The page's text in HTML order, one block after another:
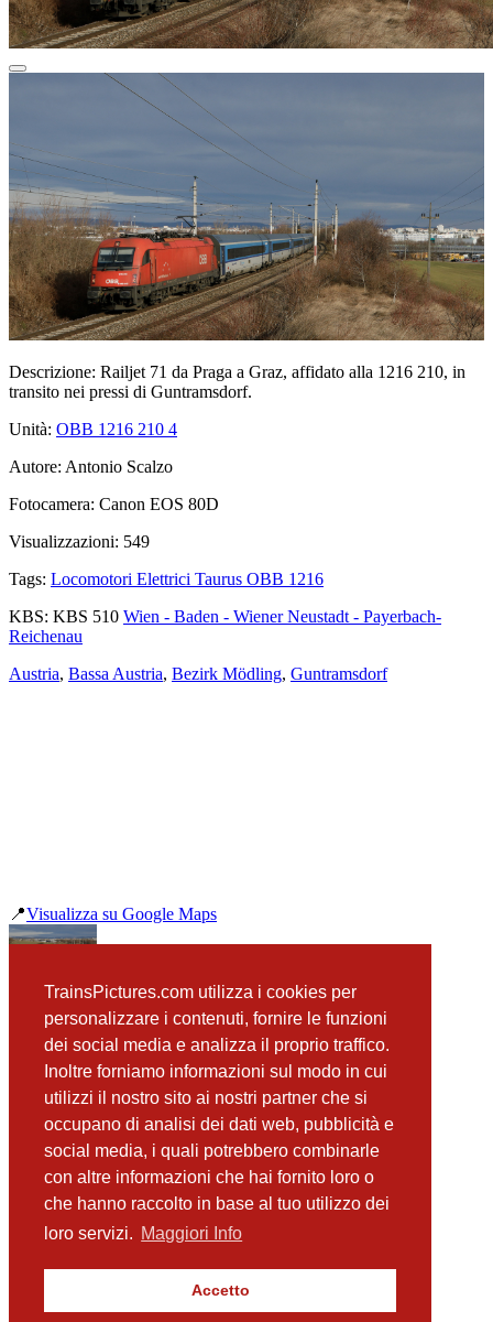
TrainsPictures.com utilizza i cookies per
personalizzare i contenuti, fornire le funzioni
dei social media e analizza il proprio traffico.
Inoltre forniamo informazioni sul modo in cui
utilizzi il nostro sito ai nostri partner che si
occupano di analisi dei dati web, pubblicità e
social media, i quali potrebbero combinarle
con altre informazioni che hai fornito loro o
che hanno raccolto in base al tuo utilizzo dei
loro servizi. Maggiori Info
Accetto
Descrizione: Railjet 71 da Praga a Graz, affidato alla 1216 210, in
transito nei pressi di Guntramsdorf.
Unità: OBB 1216 210 4
Autore: Antonio Scalzo
Fotocamera: Canon EOS 80D
Visualizzazioni: 549
Tags: Locomotori Elettrici Taurus OBB 1216
KBS: KBS 510 Wien - Baden - Wiener Neustadt - Payerbach-
Reichenau
Austria, Bassa Austria, Bezirk Mödling, Guntramsdorf
📍Visualizza su Google Maps
precedente
OBB 4746 584 Guntramsdorf
successiva
OBB 1216 220 Guntramsdorf
📸 Fotografie scattate nei dintorniVedi tutte ➔
OBB 1116 133 Bad Voslau
(4.77 km)
Gysev 471 001 Himberg
Talent OBB 4124 002 e 011 Himberg